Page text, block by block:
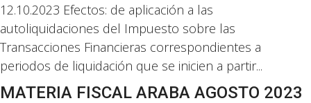
12.10.2023 Efectos: de aplicación a las
autoliquidaciones del Impuesto sobre las
Transacciones Financieras correspondientes a
periodos de liquidación que se inicien a partir...
MATERIA FISCAL ARABA AGOSTO 2023